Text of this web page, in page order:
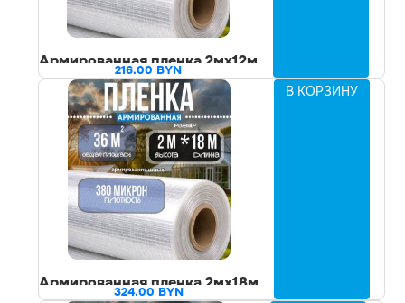
Армированная пленка 2мх12м
216.00 BYN
Армированная пленка 2мх18м
324.00 BYN
В КОРЗИНУ